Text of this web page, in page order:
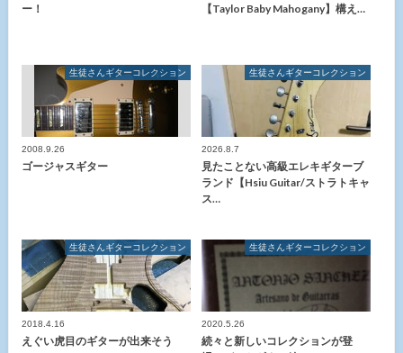
ー！
【Taylor Baby Mahogany】構え…
生徒さんギターコレクション
2008.9.26
ゴージャスギター
生徒さんギターコレクション
2026.8.7
見たことない高級エレキギターブ
ランド【Hsiu Guitar/ストラトキャ
ス…
生徒さんギターコレクション
2018.4.16
えぐい虎目のギターが出来そう
生徒さんギターコレクション
2020.5.26
続々と新しいコレクションが登